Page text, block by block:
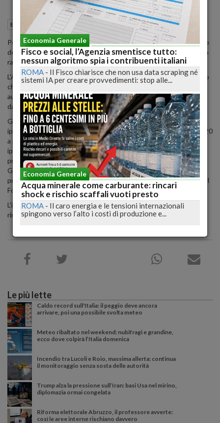
Economia generale Roma (RM) 22 Aprile 2020 10:59
Possibilità di sospendere fino a 12 mesi la quota capitale delle rate
dei mutui garantiti da immobili e degli altri finanziamenti a rimborso
rateale.
L'Abi e le associazioni dei consumatori hanno raggiunto un accordo
che amplia le misure di sostegno alle famiglie e ai lavoratori
autonomi e liberi professionisti colpite dall'evento epidemiologico
da Covid 19.
Gli ambiti di intervento dell'accordo sono: mutui garantiti da
ipoteche su immobili non di lusso erogati prima del 31 gennaio 2020
a persone fisiche per ristrutturazione degli stessi immobili
ipotecati, liquidità o acquisto di immobili non adibiti ad abitazione
principale, che non rientrano nei benefici previsti dal Fondo
Gasparrini o pur essendo connessi all'acquisto dell'abitazione
principale non presentano le caratteristiche idonee all'accesso del
Fondo Gasparrini.
L'intesa riguarda anche i prestiti non garantiti da garanzia reale a
rimborso rateale erogati prima del 31 gennaio 2020.
Le più lette
Caldo record sull'Italia: il peggio deve ancora
arrivare, poi una possibile svolta meteo
Meteo ribaltato nel weekend: nubifragi e grandine,
ecco dove colpirà l’Italia domenica
Incendio tra Lucoli e Roio, massima allerta: continua
il monitoraggio senza sosta delle autorità
Trump alza la pressione sull’Iran: basi Usa nel mirino,
diplomazia ormai congelata
Riforma elettorale Abruzzo, il professore avverte:
così le aree interne rischiano davvero
Economia Generale
Fisco e social, l’Agenzia smentisce tutto:
nessun algoritmo spia i contribuenti italiani
ROMA - Il Fisco chiarisce che non usa data scraping né
sistemi IA per creare provvedimenti: stop alle...
Economia Generale
Acqua minerale come carburante: rincari
shock e rischio scaffali vuoti presto
ROMA - Il caro energia e le tensioni internazionali
spingono verso l’alto i costi di produzione e...